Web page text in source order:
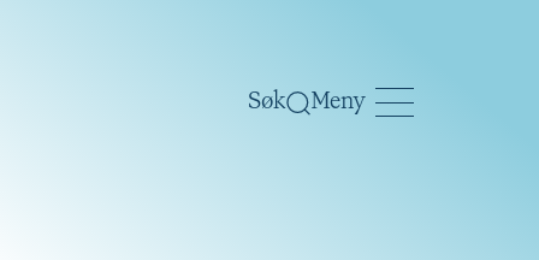
Søk Meny